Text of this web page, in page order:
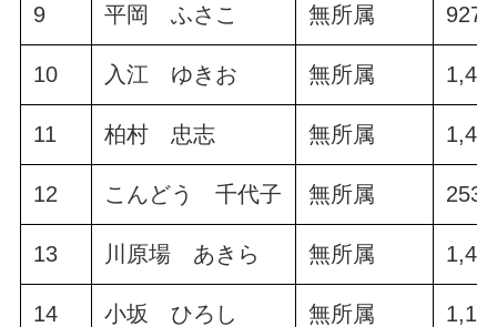
9 平岡 ふさこ 無所属
10 入江 ゆきお 無所属
11 柏村 忠志 無所属
12 こんどう 千代子 無所属
13 川原場 あきら 無所属
14 小坂 ひろし 無所属